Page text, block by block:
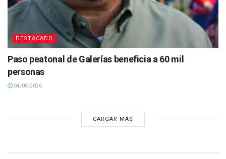
DESTACADO
Paso peatonal de Galerías beneficia a 60 mil
personas
04/08/2026
CARGAR MÁS